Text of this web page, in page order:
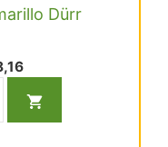
Dürr
El
actual
es:
Filtro